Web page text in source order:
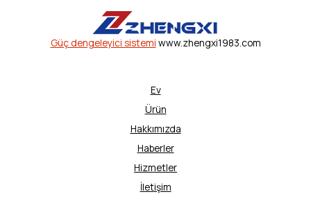
Güç dengeleyici sistemi www.zhengxi1983.com
Ev
Ürün
Hakkımızda
Haberler
Hizmetler
İletişim